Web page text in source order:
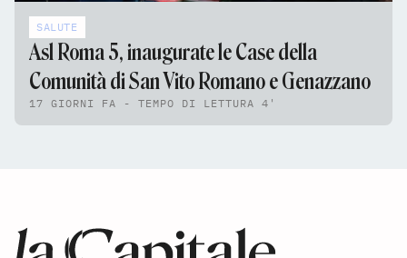
SALUTE
Asl Roma 5, inaugurate le Case della
Comunità di San Vito Romano e Genazzano
17 GIORNI FA - TEMPO DI LETTURA 4'